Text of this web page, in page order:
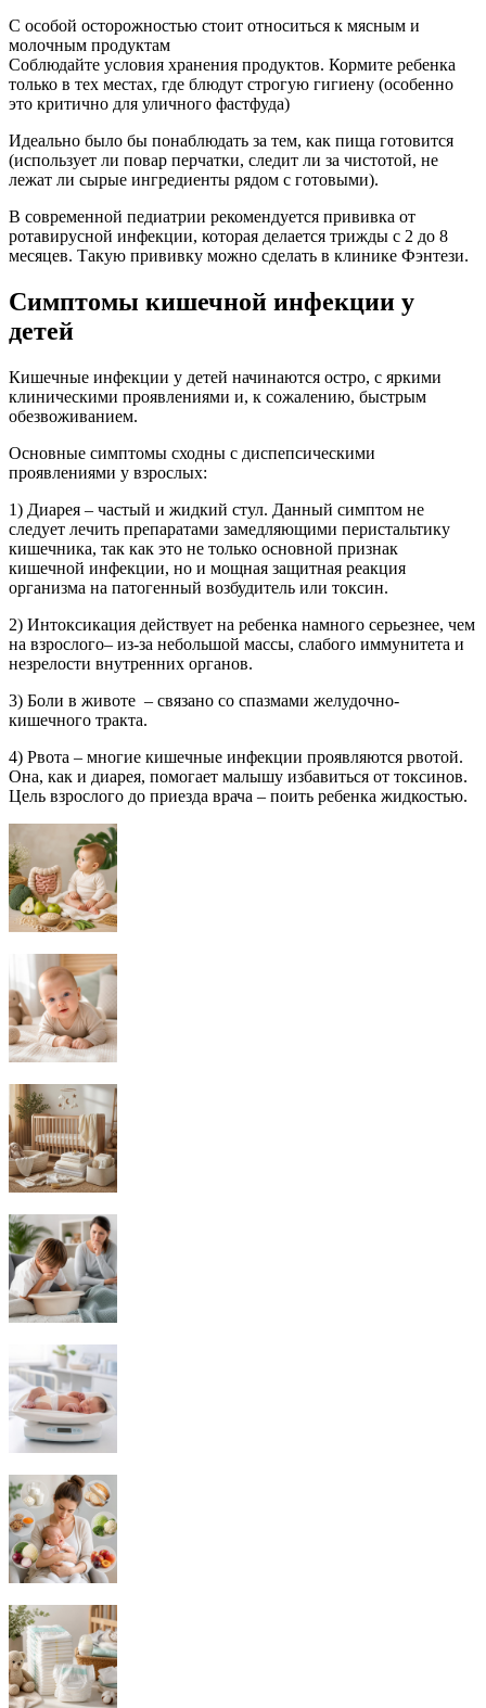
С особой осторожностью стоит относиться к мясным и
молочным продуктам
Соблюдайте условия хранения продуктов. Кормите ребенка
только в тех местах, где блюдут строгую гигиену (особенно
это критично для уличного фастфуда)
Идеально было бы понаблюдать за тем, как пища готовится
(использует ли повар перчатки, следит ли за чистотой, не
лежат ли сырые ингредиенты рядом с готовыми).
В современной педиатрии рекомендуется прививка от
ротавирусной инфекции, которая делается трижды с 2 до 8
месяцев. Такую прививку можно сделать в клинике Фэнтези.
Симптомы кишечной инфекции у
детей
Кишечные инфекции у детей начинаются остро, с яркими
клиническими проявлениями и, к сожалению, быстрым
обезвоживанием.
Основные симптомы сходны с диспепсическими
проявлениями у взрослых:
1) Диарея – частый и жидкий стул. Данный симптом не
следует лечить препаратами замедляющими перистальтику
кишечника, так как это не только основной признак
кишечной инфекции, но и мощная защитная реакция
организма на патогенный возбудитель или токсин.
2) Интоксикация действует на ребенка намного серьезнее, чем
на взрослого– из-за небольшой массы, слабого иммунитета и
незрелости внутренних органов.
3) Боли в животе – связано со спазмами желудочно-
кишечного тракта.
4) Рвота – многие кишечные инфекции проявляются рвотой.
Она, как и диарея, помогает малышу избавиться от токсинов.
Цель взрослого до приезда врача – поить ребенка жидкостью.